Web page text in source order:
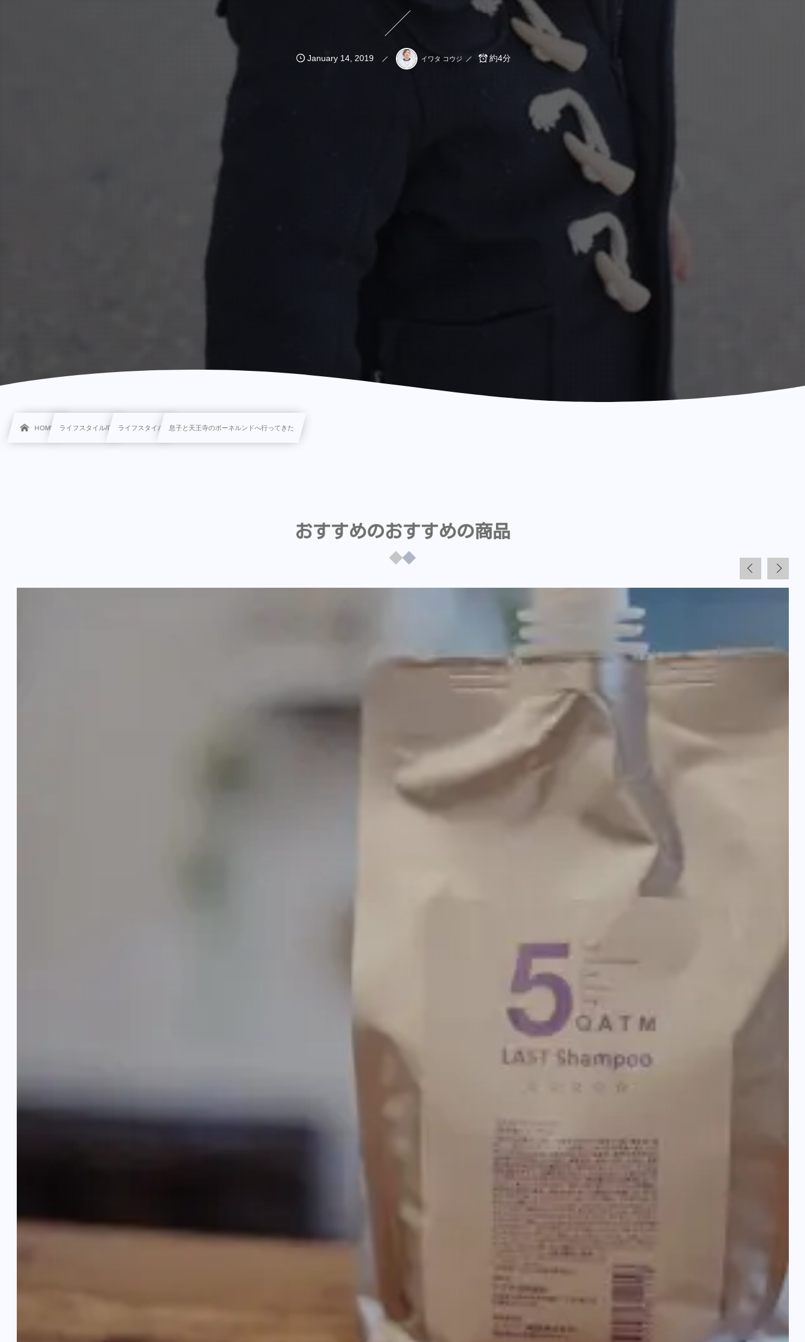
January 14, 2019 イワタ コウジ 約4分
HOME ライフスタイル/IT ライフスタイル 息子と天王寺のボーネルンドへ行ってきた
おすすめのおすすめの商品